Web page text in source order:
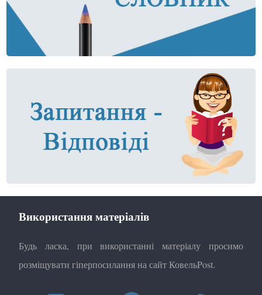
Використання матеріалів
Будь ласка, при використанні матеріалу просимо
розміщувати гіперпосилання на сайт КовельPost.